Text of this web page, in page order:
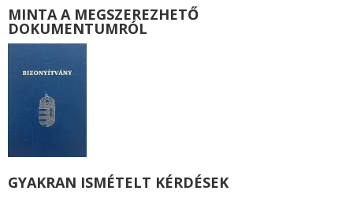
MINTA A MEGSZEREZHETŐ
DOKUMENTUMRÓL
GYAKRAN ISMÉTELT KÉRDÉSEK